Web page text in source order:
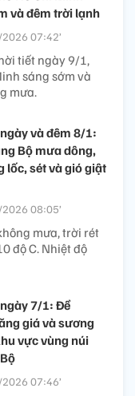
và đêm trời lạnh
07:42’
tiết ngày 9/1,
sáng sớm và
mưa.
và đêm 8/1:
Bộ mưa dông,
lốc, sét và gió giật
08:05’
mưa, trời rét
độ C. Nhiệt độ
7/1: Đề
giá và sương
vực vùng núi
07:46’